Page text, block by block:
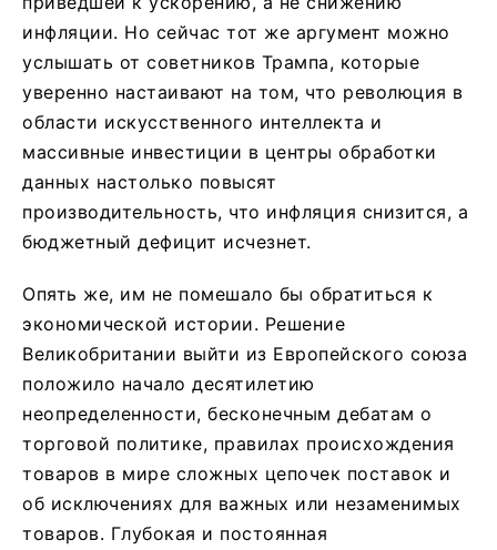
инфляции. Но сейчас тот же аргумент можно
услышать от советников Трампа, которые
уверенно настаивают на том, что революция в
области искусственного интеллекта и
массивные инвестиции в центры обработки
данных настолько повысят
производительность, что инфляция снизится, а
бюджетный дефицит исчезнет.
Опять же, им не помешало бы обратиться к
экономической истории. Решение
Великобритании выйти из Европейского союза
положило начало десятилетию
неопределенности, бесконечным дебатам о
торговой политике, правилах происхождения
товаров в мире сложных цепочек поставок и
об исключениях для важных или незаменимых
товаров. Глубокая и постоянная